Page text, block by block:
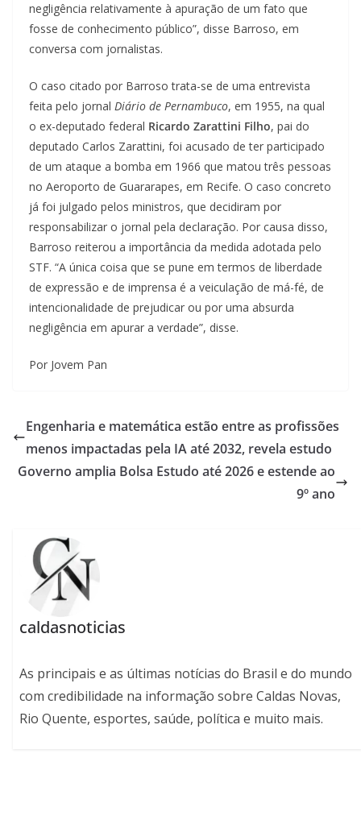
negligência relativamente à apuração de um fato que
fosse de conhecimento público”, disse Barroso, em
conversa com jornalistas.
O caso citado por Barroso trata-se de uma entrevista
feita pelo jornal Diário de Pernambuco, em 1955, na qual
o ex-deputado federal Ricardo Zarattini Filho, pai do
deputado Carlos Zarattini, foi acusado de ter participado
de um ataque a bomba em 1966 que matou três pessoas
no Aeroporto de Guararapes, em Recife. O caso concreto
já foi julgado pelos ministros, que decidiram por
responsabilizar o jornal pela declaração. Por causa disso,
Barroso reiterou a importância da medida adotada pelo
STF. “A única coisa que se pune em termos de liberdade
de expressão e de imprensa é a veiculação de má-fé, de
intencionalidade de prejudicar ou por uma absurda
negligência em apurar a verdade”, disse.
Por Jovem Pan
Engenharia e matemática estão entre as profissões
menos impactadas pela IA até 2032, revela estudo
Governo amplia Bolsa Estudo até 2026 e estende ao
9º ano
caldasnoticias
As principais e as últimas notícias do Brasil e do mundo
com credibilidade na informação sobre Caldas Novas,
Rio Quente, esportes, saúde, política e muito mais.